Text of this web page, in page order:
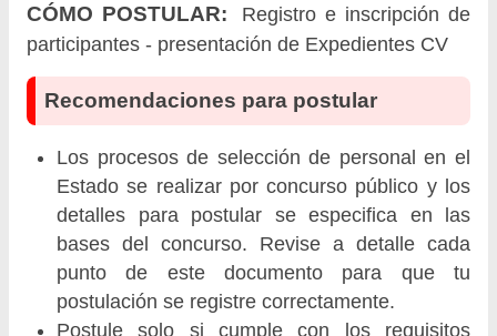
CÓMO POSTULAR:
Registro e inscripción de
participantes - presentación de Expedientes CV
Recomendaciones para postular
Los procesos de selección de personal en el
Estado se realizar por concurso público y los
detalles para postular se especifica en las
bases del concurso. Revise a detalle cada
punto de este documento para que tu
postulación se registre correctamente.
Postule solo si cumple con los requisitos